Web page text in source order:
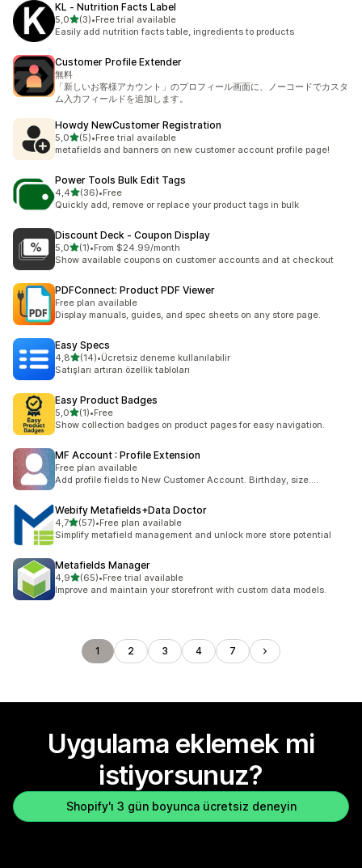
KL ‑ Nutrition Facts Label
5,05 yıldız üzerinden
(3)
toplam 3 değerlendirme
•Free trial available
Easily add nutrition facts table, ingredients to products
Customer Profile Extender
無料
「新しいお客様アカウント」のプロフィール画面に、ノーコードでカスタ
ム入力フィールドを追加します。
Howdy NewCustomer Registration
5,05 yıldız üzerinden
(5)
toplam 5 değerlendirme
•Free trial available
metafields and banners on new customer account profile page!
Power Tools Bulk Edit Tags
4,45 yıldız üzerinden
(36)
toplam 36 değerlendirme
•Free
Quickly add, remove or replace your product tags in bulk
Discount Deck ‑ Coupon Display
5,05 yıldız üzerinden
(1)
toplam 1 değerlendirme
•From $24.99/month
Show available coupons on customer accounts and at checkout
PDFConnect: Product PDF Viewer
Free plan available
Display manuals, guides, and spec sheets on any store page.
Easy Specs
4,85 yıldız üzerinden
(14)
toplam 14 değerlendirme
•Ücretsiz deneme kullanılabilir
Satışları artıran özellik tabloları
Easy Product Badges
5,05 yıldız üzerinden
(1)
toplam 1 değerlendirme
•Free
Show collection badges on product pages for easy navigation.
MF Account : Profile Extension
Free plan available
Add profile fields to New Customer Account. Birthday, size....
Webify Metafields+Data Doctor
4,75 yıldız üzerinden
(57)
toplam 57 değerlendirme
•Free plan available
Simplify metafield management and unlock more store potential
Metafields Manager
4,95 yıldız üzerinden
(65)
toplam 65 değerlendirme
•Free trial available
Improve and maintain your storefront with custom data models.
1 2 3 4 7
Uygulama eklemek mi
istiyorsunuz?
Shopify'ı 3 gün boyunca ücretsiz deneyin